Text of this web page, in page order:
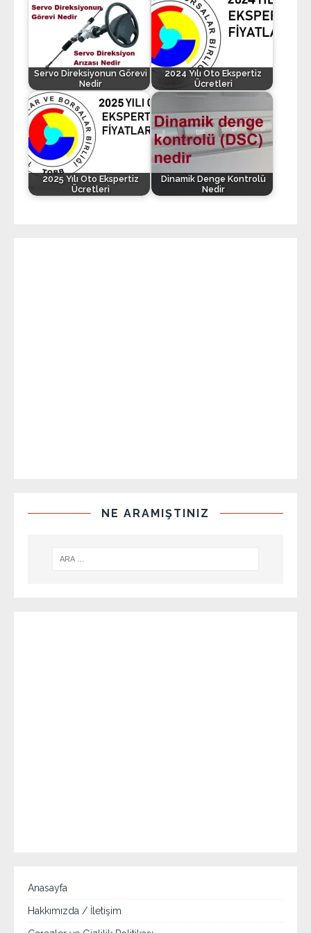
Servo Direksiyonun Görevi
Nedir
2024 Yılı Oto Ekspertiz
Ücretleri
2025 Yılı Oto Ekspertiz
Ücretleri
Dinamik Denge Kontrolü
Nedir
NE ARAMIŞTINIZ
Anasayfa
Hakkımızda / İletişim